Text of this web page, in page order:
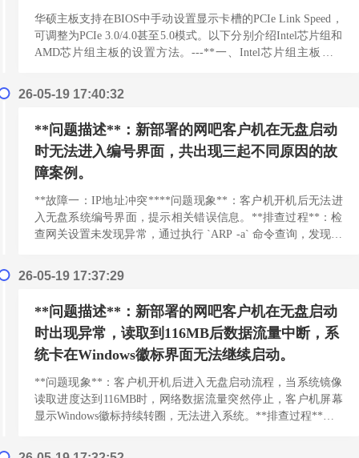
华硕主板支持在BIOS中手动设置显示卡槽的PCIe Link Speed，
可调整为PCIe 3.0/4.0甚至5.0模式。以下分别介绍Intel芯片组和
AMD芯片组主板的设置方法。---**一、Intel芯片组主板（...
26-05-19 17:40:32
**问题描述**：新部署的网吧客户机在无盘启动
时无法进入编号界面，共出现三起不同原因的故
障案例。
**故障一：IP地址冲突****问题现象**：客户机开机后无法进
入无盘系统编号界面，提示相关错误信息。**排查过程**：检
查网关设置未发现异常，通过执行 `ARP -a` 命令查询，发现网
26-05-19 17:37:29
**问题描述**：新部署的网吧客户机在无盘启动
时出现异常，读取到116MB后数据流量中断，系
统卡在Windows徽标界面无法继续启动。
**问题现象**：客户机开机后进入无盘启动流程，当系统镜像
读取进度达到116MB时，网络数据流量突然停止，客户机屏幕
显示Windows徽标持续转圈，无法进入系统。**排查过程**：1.